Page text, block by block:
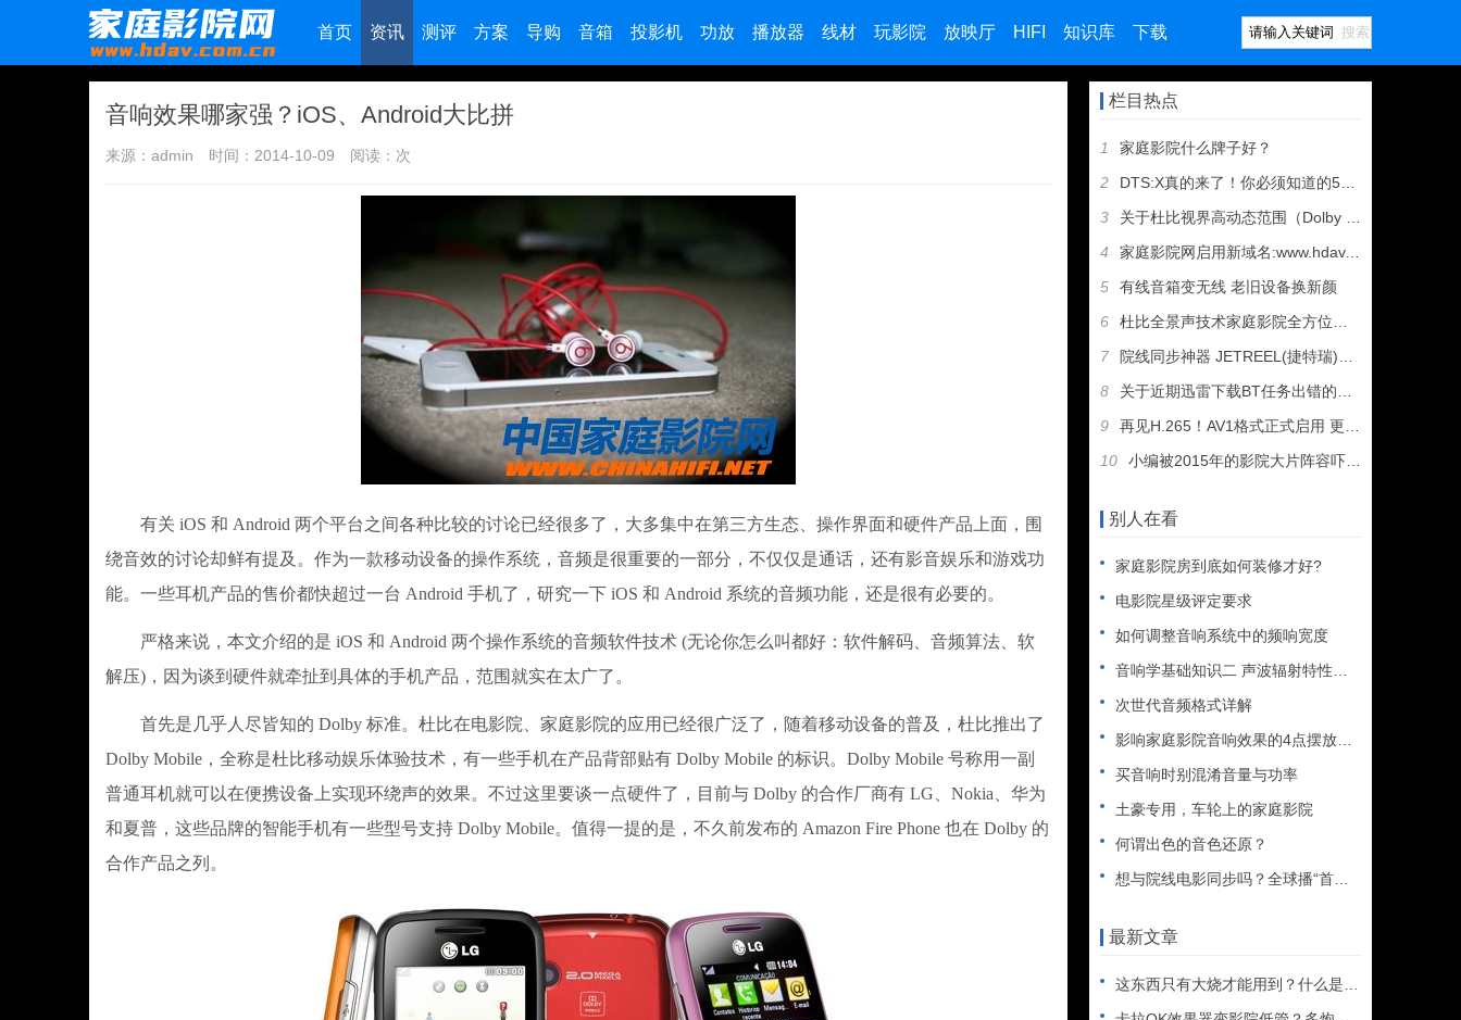
首页 资讯 测评 方案 导购 音箱 投影机 功放 播放器 线材 玩影院 放映厅 HIFI 知识库 下载 搜索
音响效果哪家强？iOS、Android大比拼
来源：admin 时间：2014-10-09 阅读： 次
有关 iOS 和 Android 两个平台之间各种比较的讨论已经很多了，大多集中在第三方生态、操作界面和硬件产品上面，围
绕音效的讨论却鲜有提及。作为一款移动设备的操作系统，音频是很重要的一部分，不仅仅是通话，还有影音娱乐和游戏功
能。一些耳机产品的售价都快超过一台 Android 手机了，研究一下 iOS 和 Android 系统的音频功能，还是很有必要的。
严格来说，本文介绍的是 iOS 和 Android 两个操作系统的音频软件技术 (无论你怎么叫都好：软件解码、音频算法、软
解压)，因为谈到硬件就牵扯到具体的手机产品，范围就实在太广了。
首先是几乎人尽皆知的 Dolby 标准。杜比在电影院、家庭影院的应用已经很广泛了，随着移动设备的普及，杜比推出了
Dolby Mobile，全称是杜比移动娱乐体验技术，有一些手机在产品背部贴有 Dolby Mobile 的标识。Dolby Mobile 号称用一副
普通耳机就可以在便携设备上实现环绕声的效果。不过这里要谈一点硬件了，目前与 Dolby 的合作厂商有 LG、Nokia、华为
和夏普，这些品牌的智能手机有一些型号支持 Dolby Mobile。值得一提的是，不久前发布的 Amazon Fire Phone 也在 Dolby 的
合作产品之列。
栏目热点
1
家庭影院什么牌子好？
2
DTS:X真的来了！你必须知道的5件事
3
关于杜比视界高动态范围（Dolby Vision HDR）的
4
家庭影院网启用新域名:www.hdav.com.cn
5
有线音箱变无线 老旧设备换新颜
6
杜比全景声技术家庭影院全方位介绍
7
院线同步神器 JETREEL(捷特瑞)超级私人电影院 支持4
8
关于近期迅雷下载BT任务出错的几个解决方法
9
再见H.265！AV1格式正式启用 更清晰更快速
10
小编被2015年的影院大片阵容吓哭了
别人在看
家庭影院房到底如何装修才好?
电影院星级评定要求
如何调整音响系统中的频响宽度
音响学基础知识二 声波辐射特性与声源定位
次世代音频格式详解
影响家庭影院音响效果的4点摆放注意事项
买音响时别混淆音量与功率
土豪专用，车轮上的家庭影院
何谓出色的音色还原？
想与院线电影同步吗？全球播“首发影院”携DivX,LLC来袭
最新文章
这东西只有大烧才能用到？什么是XLR接口？平衡音频信号线、低